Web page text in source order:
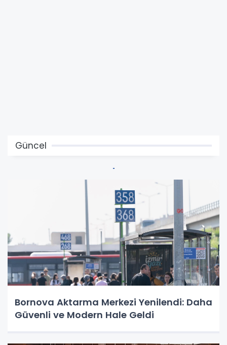
Güncel
Bornova Aktarma Merkezi Yenilendi: Daha
Güvenli ve Modern Hale Geldi